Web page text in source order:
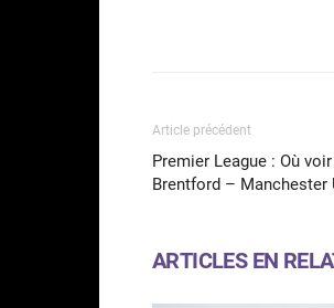
Article précédent
Premier League : Où
Brentford – Manchester
ARTICLES EN